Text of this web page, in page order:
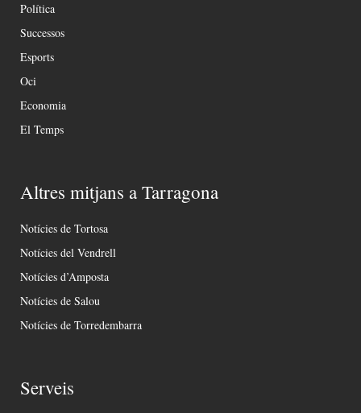
Política
Successos
Esports
Oci
Economia
El Temps
Altres mitjans a Tarragona
Notícies de Tortosa
Notícies del Vendrell
Notícies d’Amposta
Notícies de Salou
Notícies de Torredembarra
Serveis